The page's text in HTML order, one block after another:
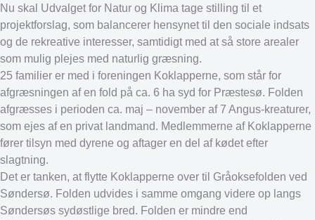
Nu skal Udvalget for Natur og Klima tage stilling til et
projektforslag, som balancerer hensynet til den sociale indsats
og de rekreative interesser, samtidigt med at så store arealer
som mulig plejes med naturlig græsning.
25 familier er med i foreningen Koklapperne, som står for
afgræsningen af en fold på ca. 6 ha syd for Præstesø. Folden
afgræsses i perioden ca. maj – november af 7 Angus-kreaturer,
som ejes af en privat landmand. Medlemmerne af Koklapperne
fører tilsyn med dyrene og aftager en del af kødet efter
slagtning.
Det er tanken, at flytte Koklapperne over til Gråoksefolden ved
Søndersø. Folden udvides i samme omgang videre op langs
Søndersøs sydøstlige bred. Folden er mindre end